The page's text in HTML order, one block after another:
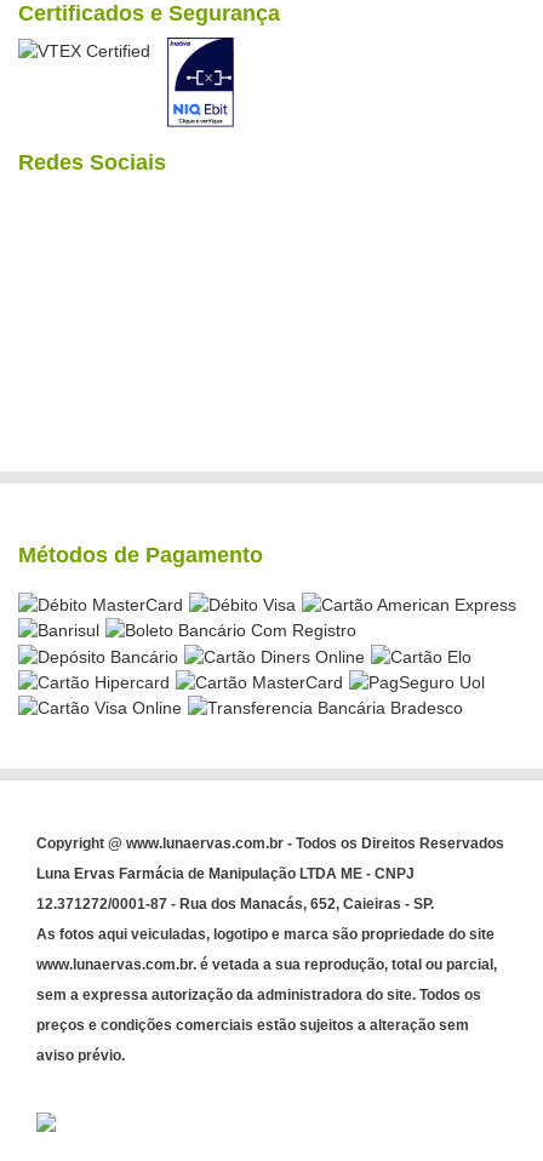
Certificados e Segurança
Redes Sociais
Métodos de Pagamento
Copyright @ www.lunaervas.com.br - Todos os Direitos Reservados
Luna Ervas Farmácia de Manipulação LTDA ME - CNPJ
12.371272/0001-87 - Rua dos Manacás, 652, Caieiras - SP.
As fotos aqui veiculadas, logotipo e marca são propriedade do site
www.lunaervas.com.br. é vetada a sua reprodução, total ou parcial,
sem a expressa autorização da administradora do site. Todos os
preços e condições comerciais estão sujeitos a alteração sem
aviso prévio.